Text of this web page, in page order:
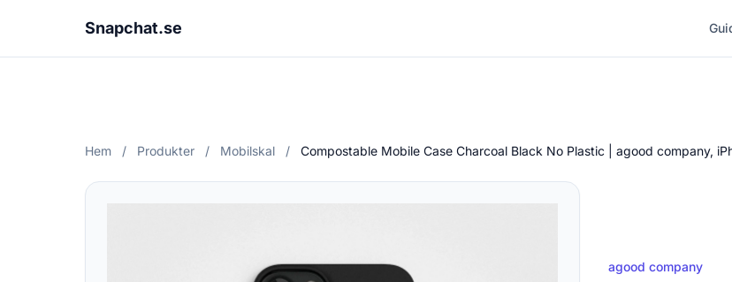
Snapchat.se
Hem / Produkter / Mobilskal / Compostable Mobile Case Charcoal Black No Plastic | agood company,
agood company